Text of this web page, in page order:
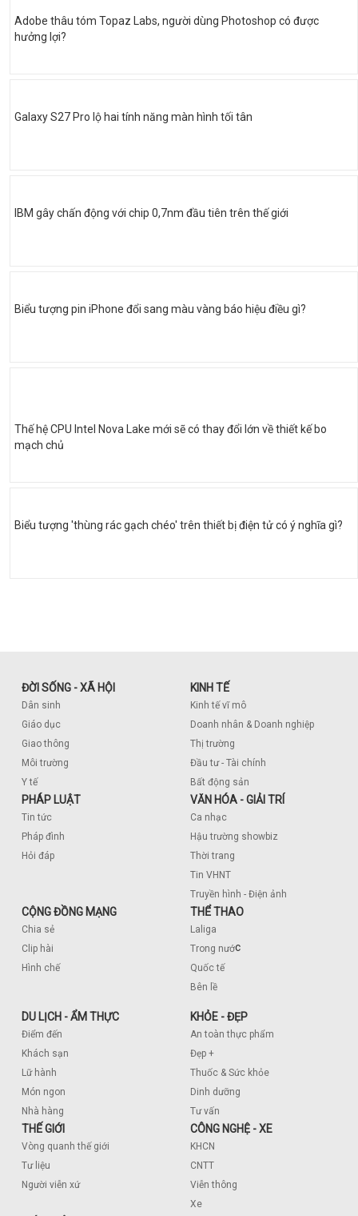
Adobe thâu tóm Topaz Labs, người dùng Photoshop có được
hưởng lợi?
Galaxy S27 Pro lộ hai tính năng màn hình tối tân
IBM gây chấn động với chip 0,7nm đầu tiên trên thế giới
Biểu tượng pin iPhone đổi sang màu vàng báo hiệu điều gì?
Thế hệ CPU Intel Nova Lake mới sẽ có thay đổi lớn về thiết kế bo
mạch chủ
Biểu tượng 'thùng rác gạch chéo' trên thiết bị điện tử có ý nghĩa gì?
ĐỜI SỐNG - XÃ HỘI
Dân sinh
Giáo dục
Giao thông
Môi trường
Y tế
KINH TẾ
Kinh tế vĩ mô
Doanh nhân & Doanh nghiệp
Thị trường
Đầu tư - Tài chính
Bất động sản
PHÁP LUẬT
Tin tức
Pháp đình
Hỏi đáp
VĂN HÓA - GIẢI TRÍ
Ca nhạc
Hậu trường showbiz
Thời trang
Tin VHNT
Truyền hình - Điện ảnh
CỘNG ĐỒNG MẠNG
Chia sẻ
Clip hài
Hình chế
THỂ THAO
Laliga
Trong nước
Quốc tế
Bên lề
DU LỊCH - ẨM THỰC
Điểm đến
Khách sạn
Lữ hành
Món ngon
Nhà hàng
KHỎE - ĐẸP
An toàn thực phẩm
Đẹp +
Thuốc & Sức khỏe
Dinh dưỡng
Tư vấn
THẾ GIỚI
Vòng quanh thế giới
Tư liệu
Người viễn xứ
CÔNG NGHỆ - XE
KHCN
CNTT
Viễn thông
Xe